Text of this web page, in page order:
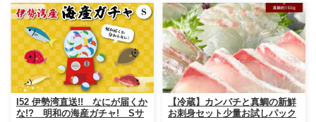
I52 伊勢湾直送!! なにが届くか
な!? 明和の海産ガチャ! Sサ
【冷蔵】カンパチと真鯛の新鮮
お刺身セット少量お試しパック